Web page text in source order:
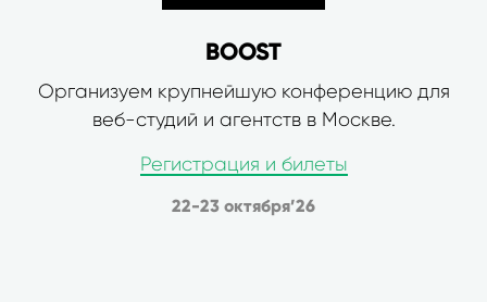
BOOST
Организуем крупнейшую конференцию для
веб-студий и агентств в Москве.
Регистрация и билеты
22-23 октября’26